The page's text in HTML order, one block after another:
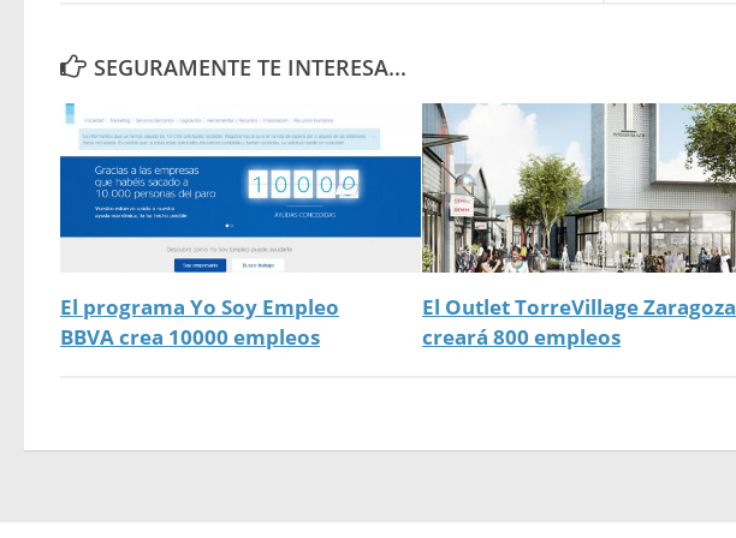
SEGURAMENTE TE INTERESA...
El programa Yo Soy Empleo
BBVA crea 10000 empleos
El Outlet TorreVillage Zaragoza
creará 800 empleos